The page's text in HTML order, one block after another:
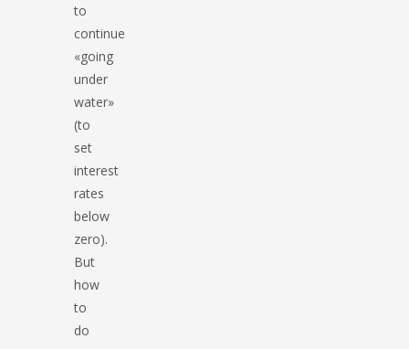
to
continue
«going
under
water»
(to
set
interest
rates
below
zero).
But
how
to
do